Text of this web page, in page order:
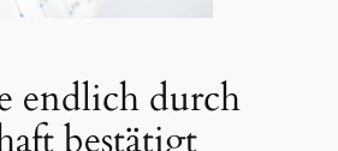
endlich durch
bestätigt